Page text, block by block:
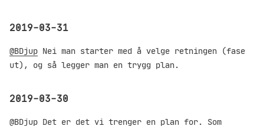
2019-03-31
@BDjup Nei man starter med å velge retningen (fase
ut), og så legger man en trygg plan.
2019-03-30
@BDjup Det er det vi trenger en plan for. Som